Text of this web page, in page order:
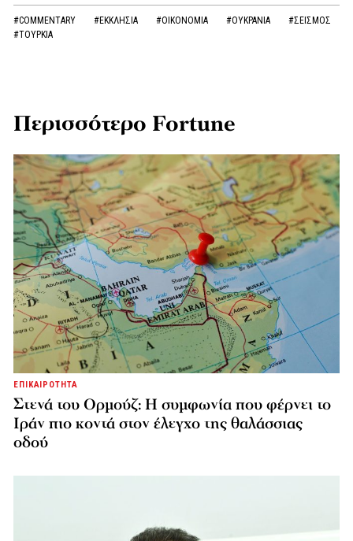
#COMMENTARY #ΕΚΚΛΗΣΙΑ #ΟΙΚΟΝΟΜΙΑ #ΟΥΚΡΑΝΙΑ
#ΣΕΙΣΜΟΣ
#ΤΟΥΡΚΙΑ
Περισσότερο Fortune
ΕΠΙΚΑΙΡΟΤΗΤΑ
Στενά του Ορμούζ: Η συμφωνία που φέρνει το
Ιράν πιο κοντά στον έλεγχο της θαλάσσιας
οδού